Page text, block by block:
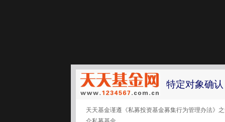
特定对象确认
天天基金谨遵《私募投资基金募集行为管理办法》